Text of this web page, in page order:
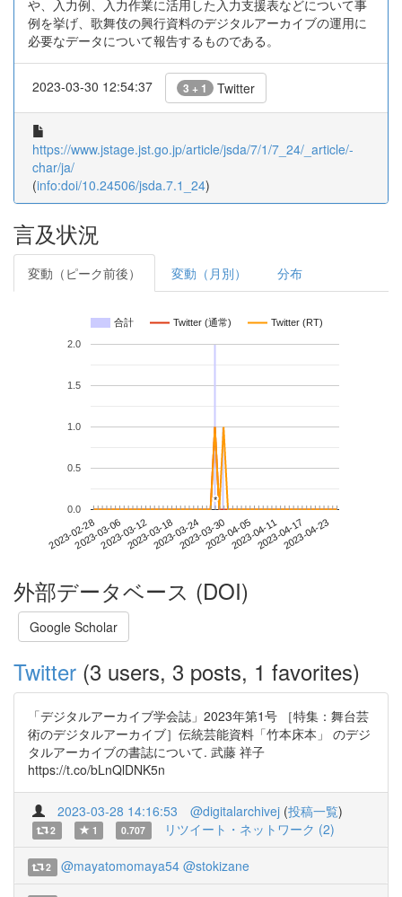
や、入力例、入力作業に活用した入力支援表などについて事
例を挙げ、歌舞伎の興行資料のデジタルアーカイブの運用に
必要なデータについて報告するものである。
2023-03-30 12:54:37 3 + 1 Twitter
https://www.jstage.jst.go.jp/article/jsda/7/1/7_24/_article/-
char/ja/
(info:doi/10.24506/jsda.7.1_24)
言及状況
変動（ピーク前後） 変動（月別） 分布
合計 Twitter (通常) Twitter (RT)
2023-02-282023-03-062023-03-122023-03-182023-03-242023-03-302023-04-052023-04-112023-04-172023-04-23
0.0
0.5
1.0
1.5
2.0
*
*
外部データベース (DOI)
Google Scholar
Twitter (3 users, 3 posts, 1 favorites)
「デジタルアーカイブ学会誌」2023年第1号 ［特集：舞台芸
術のデジタルアーカイブ］伝統芸能資料「竹本床本」 のデジ
タルアーカイブの書誌について. 武藤 祥子
https://t.co/bLnQlDNK5n
2023-03-28 14:16:53 @digitalarchivej (投稿一覧)
2 1 0.707 リツイート・ネットワーク (2)
2 @mayatomomaya54 @stokizane